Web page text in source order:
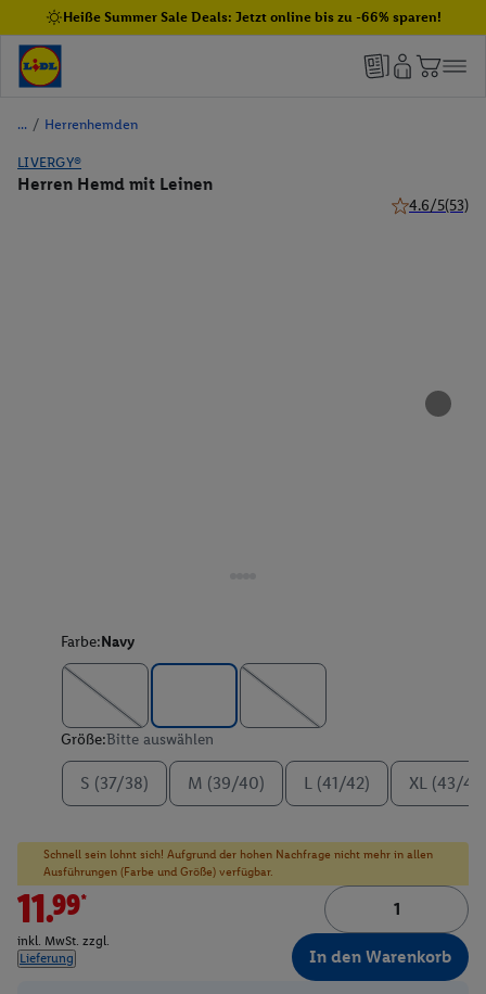
Heiße Summer Sale Deals: Jetzt online bis zu -66% sparen!
/ Herrenhemden
LIVERGY®
Herren Hemd mit Leinen
4.6/5(53)
Farbe:Navy
Größe:Bitte auswählen
S (37/38) M (39/40) L (41/42) XL (43/
Schnell sein lohnt sich! Aufgrund der hohen Nachfrage nicht mehr in allen
Ausführungen (Farbe und Größe) verfügbar.
11.99*
inkl. MwSt. zzgl.
Lieferung
In den Warenkorb